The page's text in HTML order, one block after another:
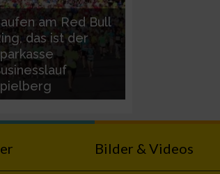
am Red Bull
das ist der
Bilder & Videos